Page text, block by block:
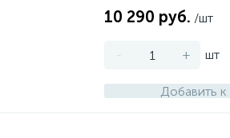
10 290 руб. /шт
- + шт
Добавить